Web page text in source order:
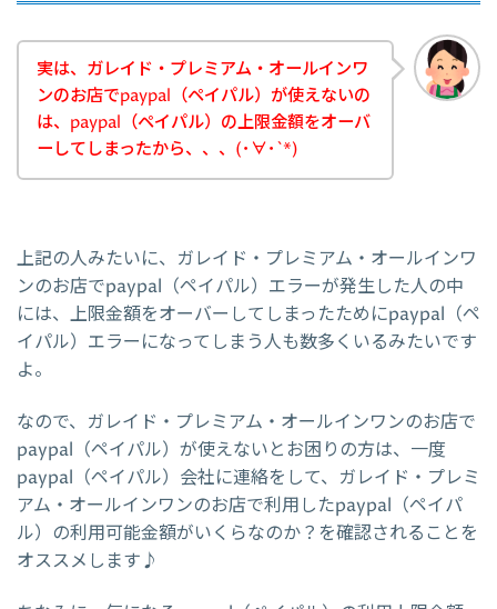
実は、ガレイド・プレミアム・オールインワ
ンのお店でpaypal（ペイパル）が使えないの
は、paypal（ペイパル）の上限金額をオーバ
ーしてしまったから、、、(･∀･`*)
上記の人みたいに、ガレイド・プレミアム・オールインワ
ンのお店でpaypal（ペイパル）エラーが発生した人の中
には、上限金額をオーバーしてしまったためにpaypal（ペ
イパル）エラーになってしまう人も数多くいるみたいです
よ。
なので、ガレイド・プレミアム・オールインワンのお店で
paypal（ペイパル）が使えないとお困りの方は、一度
paypal（ペイパル）会社に連絡をして、ガレイド・プレミ
アム・オールインワンのお店で利用したpaypal（ペイパ
ル）の利用可能金額がいくらなのか？を確認されることを
オススメします♪